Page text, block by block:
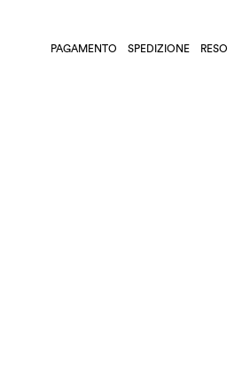
PAGAMENTO SPEDIZIONE RESO